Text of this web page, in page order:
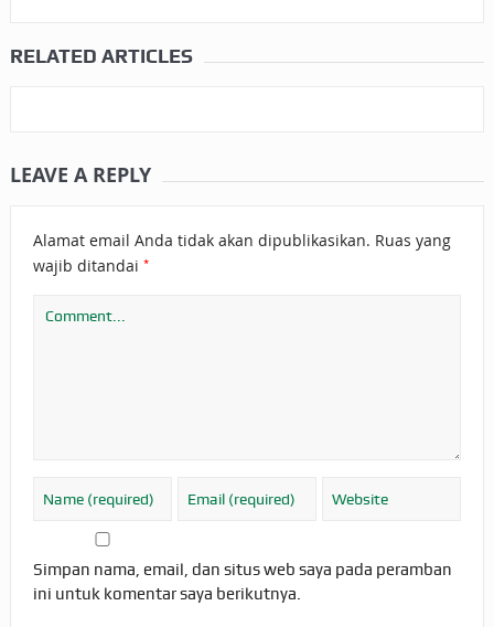
RELATED ARTICLES
LEAVE A REPLY
Alamat email Anda tidak akan dipublikasikan. Ruas yang
wajib ditandai *
Simpan nama, email, dan situs web saya pada peramban
ini untuk komentar saya berikutnya.